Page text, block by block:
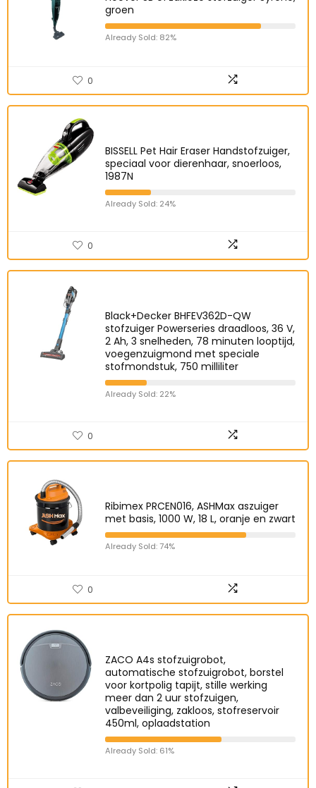
groen
Already Sold: 82%
0
BISSELL Pet Hair Eraser Handstofzuiger,
speciaal voor dierenhaar, snoerloos,
1987N
Already Sold: 24%
0
Black+Decker BHFEV362D-QW
stofzuiger Powerseries draadloos, 36 V,
2 Ah, 3 snelheden, 78 minuten looptijd,
voegenzuigmond met speciale
stofmondstuk, 750 milliliter
Already Sold: 22%
0
Ribimex PRCEN016, ASHMax aszuiger
met basis, 1000 W, 18 L, oranje en zwart
Already Sold: 74%
0
ZACO A4s stofzuigrobot,
automatische stofzuigrobot, borstel
voor kortpolig tapijt, stille werking
meer dan 2 uur stofzuigen,
valbeveiliging, zakloos, stofreservoir
450ml, oplaadstation
Already Sold: 61%